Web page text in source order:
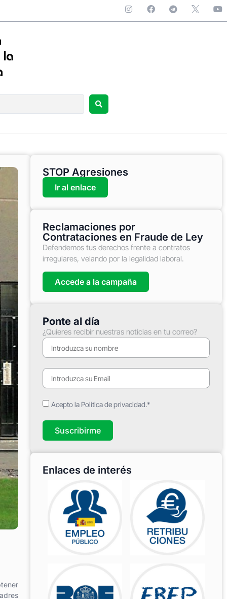
STOP Agresiones
Ir al enlace
Reclamaciones por
Contrataciones en Fraude de Ley
Defendemos tus derechos frente a contratos
irregulares, velando por la legalidad laboral.
Accede a la campaña
Ponte al día
¿Quieres recibir nuestras noticias en tu correo?
Acepto la Política de privacidad.*
Suscribirme
Enlaces de interés